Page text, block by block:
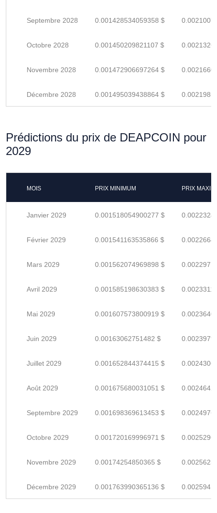
Septembre 2028 0.001428534059358 $
Octobre 2028 0.001450209821107 $
Novembre 2028 0.001472906697264 $
Décembre 2028 0.001495039438864 $
Prédictions du prix de DEAPCOIN pour
2029
MOIS PRIX MINIMUM PRIX
Janvier 2029 0.001518054900277 $
Février 2029 0.001541163535866 $
Mars 2029 0.001562074969898 $
Avril 2029 0.001585198630383 $
Mai 2029 0.001607573800919 $
Juin 2029 0.00163062751482 $
Juillet 2029 0.001652844374415 $
Août 2029 0.001675680031051 $
Septembre 2029 0.001698369613453 $
Octobre 2029 0.001720169996971 $
Novembre 2029 0.00174254850365 $
Décembre 2029 0.001763990365136 $